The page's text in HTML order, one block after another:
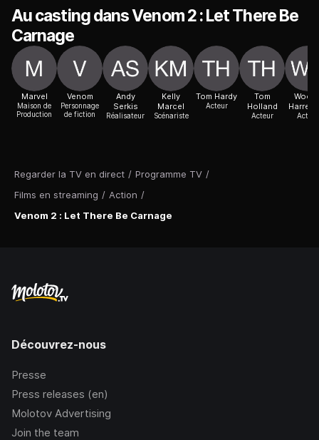
Regarder la TV en direct / Programme TV /
Films en streaming / Action /
Venom 2 : Let There Be Carnage
Au casting dans Venom 2 : Let There Be
Carnage
Marvel
Maison de
Production
Venom
Personnage
de fiction
Andy
Serkis
Réalisateur
Kelly
Marcel
Scénariste
Tom Hardy
Acteur
Tom
Holland
Acteur Acteur
Découvrez-nous
Presse
Press releases (en)
Molotov Advertising
Join the team